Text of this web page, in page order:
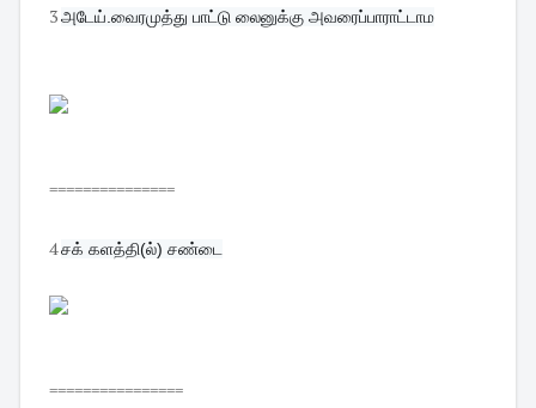
3அடேய்.வைரமுத்து பாட்டு லைனுக்கு அவரைப்பாராட்டாம
===============
4சக் களத்தி(ல்) சண்டை
================